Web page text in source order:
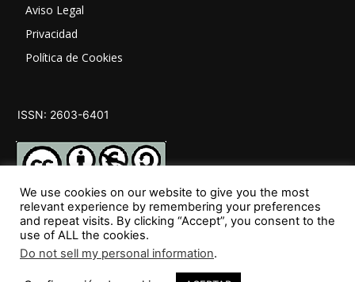
Aviso Legal
Privacidad
Política de Cookies
ISSN: 2603-6401
SÍGUENOS
We use cookies on our website to give you the most
relevant experience by remembering your preferences
and repeat visits. By clicking “Accept”, you consent to the
use of ALL the cookies.
Do not sell my personal information.